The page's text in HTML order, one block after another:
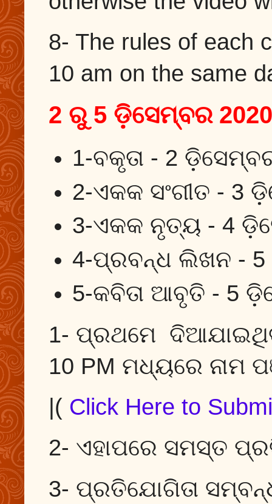
8- The rules of each
10 am on the same
2 ରୁ 5 ଡ଼ିସେମ୍ବର 2020
1-ବକୃତା - 2
2-ଏକକ ସଂଗୀତ - 3
3-ଏକକ ନୃତ୍ୟ - 4
4-ପ୍ରବନ୍ଧ ଲିଖନ - 5
5-କବିତା ଆବୃତି - 5
1- ପ୍ରଥମେ
10 PM ମଧ୍ୟରେ ନାମ
|( Click Here to
2- ଏହାପରେ ସମସ୍ତ
3- ପ୍ରତିଯୋଗିତା